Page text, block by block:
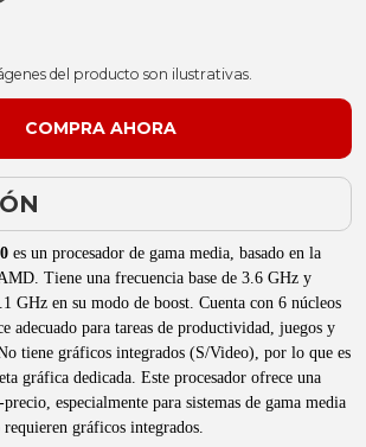
del producto son ilustrativas.
es un procesador de gama media, basado en la
Tiene una frecuencia base de 3.6 GHz y
GHz en su modo de boost. Cuenta con 6 núcleos
adecuado para tareas de productividad, juegos y
tiene gráficos integrados (S/Video), por lo que es
gráfica dedicada. Este procesador ofrece una
especialmente para sistemas de gama media
gráficos integrados.